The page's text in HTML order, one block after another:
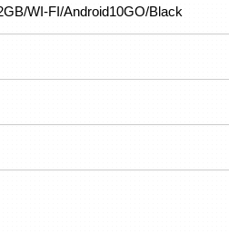
WI-FI/Android10GO/Black